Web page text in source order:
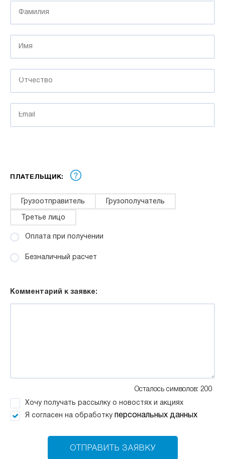
ПЛАТЕЛЬЩИК:
Грузоотправитель Грузополучатель
Третье лицо
Оплата при получении
Безналичный расчет
Комментарий к заявке:
Осталось символов: 200
Хочу получать рассылку о новостях и акциях
Я согласен на обработку персональных данных